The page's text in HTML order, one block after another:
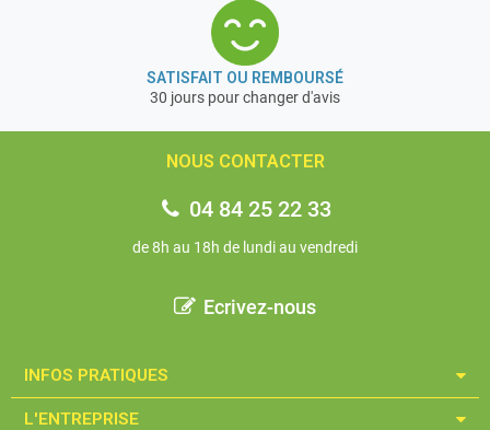
professionnel et de très grande qualité depuis + de 170
C’est un gage de qualité et de fiabilité du matériel »
SATISFAIT OU REMBOURSÉ
30 jours pour changer d'avis
NOUS CONTACTER
04 84 25 22 33
de 8h au 18h de lundi au vendredi
Ecrivez-nous
INFOS PRATIQUES​
L'ENTREPRISE​